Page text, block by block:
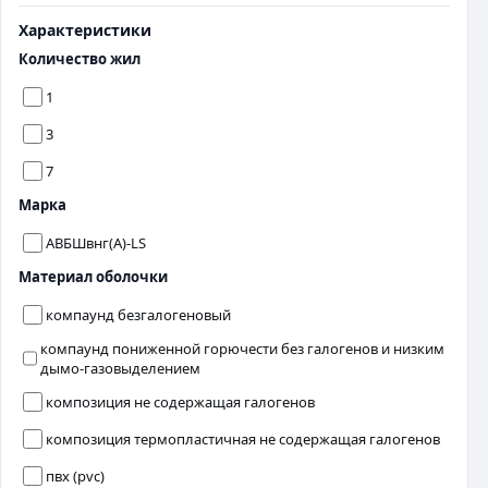
Характеристики
Количество жил
1
3
7
Марка
АВБШвнг(A)-LS
Материал оболочки
компаунд безгалогеновый
компаунд пониженной горючести без галогенов и низким
дымо-газовыделением
композиция не содержащая галогенов
композиция термопластичная не содержащая галогенов
пвх (pvc)